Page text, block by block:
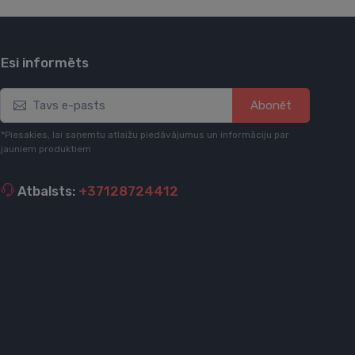
Esi informēts
Abonēt
*Piesakies, lai saņemtu atlaižu piedāvājumus un informāciju par
jauniem produktiem
Atbalsts: +37128724412